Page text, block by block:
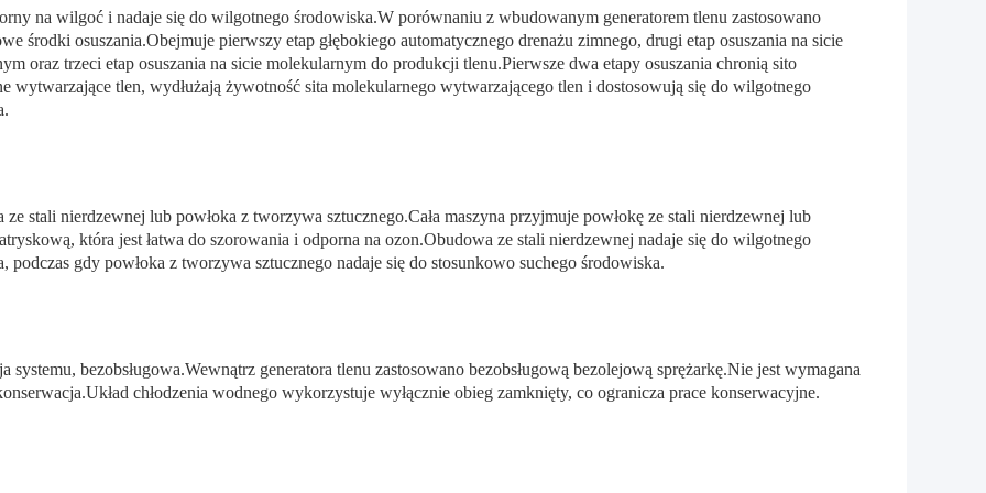
na wilgoć i nadaje się do wilgotnego środowiska.W porównaniu z wbudowanym generatorem tlenu zastosowano
środki osuszania.Obejmuje pierwszy etap głębokiego automatycznego drenażu zimnego, drugi etap osuszania na sicie
oraz trzeci etap osuszania na sicie molekularnym do produkcji tlenu.Pierwsze dwa etapy osuszania chronią sito
wytwarzające tlen, wydłużają żywotność sita molekularnego wytwarzającego tlen i dostosowują się do wilgotnego
ze stali nierdzewnej lub powłoka z tworzywa sztucznego.Cała maszyna przyjmuje powłokę ze stali nierdzewnej lub
która jest łatwa do szorowania i odporna na ozon.Obudowa ze stali nierdzewnej nadaje się do wilgotnego
podczas gdy powłoka z tworzywa sztucznego nadaje się do stosunkowo suchego środowiska.
systemu, bezobsługowa.Wewnątrz generatora tlenu zastosowano bezobsługową bezolejową sprężarkę.Nie jest wymagana
chłodzenia wodnego wykorzystuje wyłącznie obieg zamknięty, co ogranicza prace konserwacyjne.